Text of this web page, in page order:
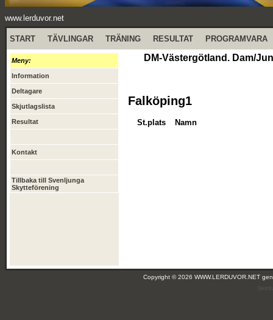
www.lerduvor.net
START TÄVLINGAR TRÄNING RESULTAT PROGRAMVARA
Meny:
Information
Deltagare
Skjutlagslista
Resultat
Kontakt
Tillbaka till Svenljunga
Skytteförening
DM-Västergötland. Dam/
Falköping1
St.plats Namn
Copyright © 2026 WWW.LERDUVOR.NET